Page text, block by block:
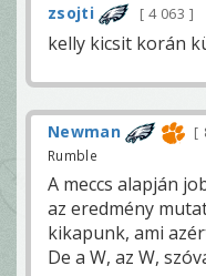
zsojti 4 063
kelly kicsit korán
Newman
Rumble
A meccs alapján
az eredmény
kikapunk, ami
De a W, az W,